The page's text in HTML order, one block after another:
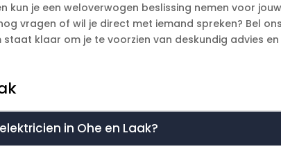
kun je een weloverwogen beslissing nemen voor
vragen of wil je direct met iemand spreken? Bel ons
klaar om je te voorzien van deskundig advies
in Ohe en Laak?